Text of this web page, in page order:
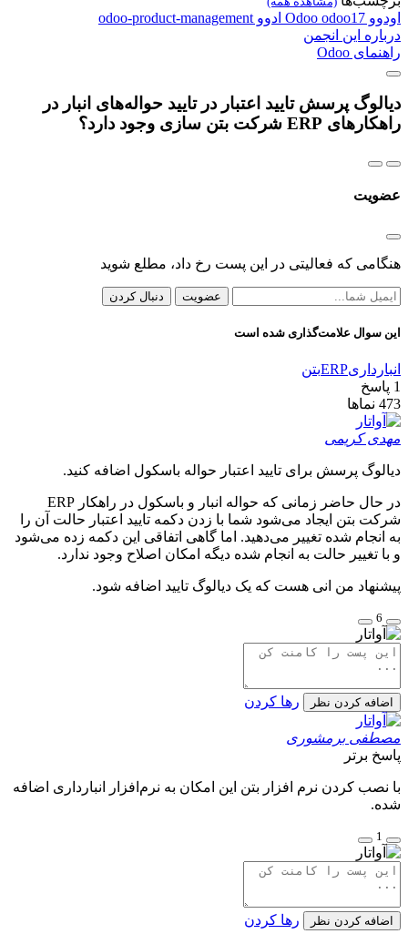
اودوو Odoo odoo17 ادوو odoo-product-management
درباره این انجمن
راهنمای Odoo
دیالوگ پرسش تایید اعتبار در تایید حواله‌های انبار در
راهکارهای ERP شرکت بتن سازی وجود دارد؟
عضویت
هنگامی که فعالیتی در این پست رخ داد، مطلع شوید
عضویت دنبال کردن
این سوال علامت‌گذاری شده است
انبارداریERPبتن
1 پاسخ
473 نماها
مهدی کریمی
دیالوگ پرسش برای تایید اعتبار حواله باسکول اضافه کنید.
در حال حاضر زمانی که حواله انبار و باسکول در راهکار ERP
شرکت بتن ایجاد می‌شود شما با زدن دکمه تایید اعتبار حالت آن را
به انجام شده تغییر می‌دهید. اما گاهی اتفاقی این دکمه زده می‌شود
و با تغییر حالت به انجام شده دیگه امکان اصلاح وجود ندارد.
پیشنهاد من انی هست که یک دیالوگ تایید اضافه شود.
6
اضافه کردن نظر رها کردن
مصطفی برمشوری
پاسخ برتر
با نصب کردن نرم افزار بتن این امکان به نرم‌افزار انبارداری اضافه
شده.
1
اضافه کردن نظر رها کردن